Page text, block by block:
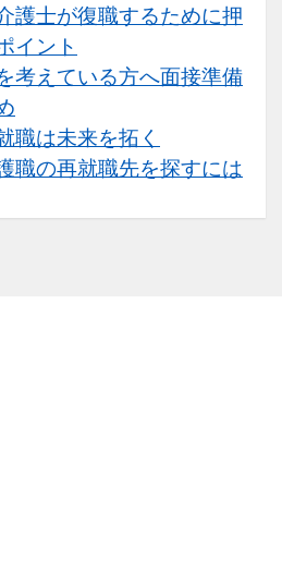
護士が復職するために押
イント
考えている方へ面接準備
職は未来を拓く
職の再就職先を探すには